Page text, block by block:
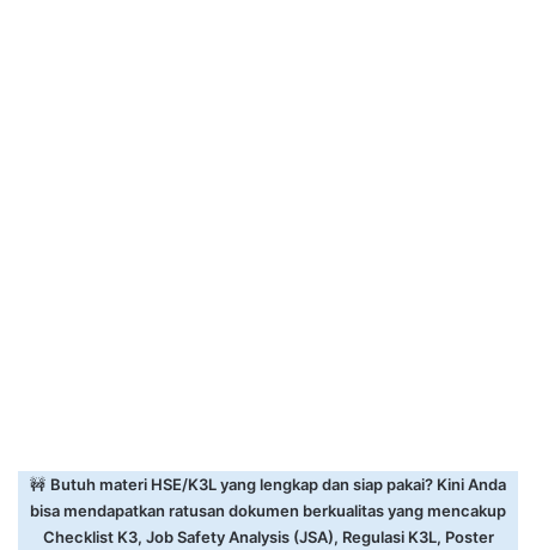
🚧 Butuh materi HSE/K3L yang lengkap dan siap pakai? Kini Anda
bisa mendapatkan ratusan dokumen berkualitas yang mencakup
Checklist K3, Job Safety Analysis (JSA), Regulasi K3L, Poster